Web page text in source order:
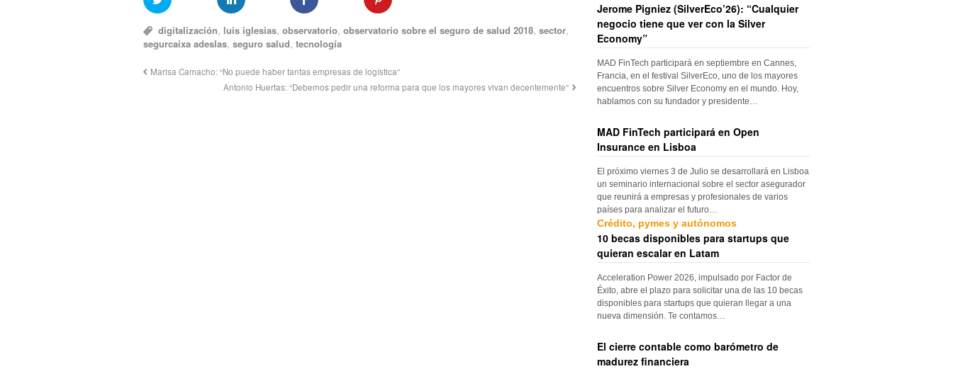
digitalización, luis iglesias,observatorio,observatorio sobre el seguro de salud 2018,sector,
segurcaixa adeslas, seguro salud, tecnología
Marisa Camacho: “No puede haber tantas empresas de logística”
Antonio Huertas: “Debemos pedir una reforma para que los mayores vivan decentemente”
Jerome Pigniez (SilverEco’26): “Cualquier
negocio tiene que ver con la Silver
Economy”
MAD FinTech participará en septiembre en Cannes,
Francia, en el festival SilverEco, uno de los mayores
encuentros sobre Silver Economy en el mundo. Hoy,
hablamos con su fundador y presidente…
MAD FinTech participará en Open
Insurance en Lisboa
El próximo viernes 3 de Julio se desarrollará en Lisboa
un seminario internacional sobre el sector asegurador
que reunirá a empresas y profesionales de varios
países para analizar el futuro…
Crédito, pymes y autónomos
10 becas disponibles para startups que
quieran escalar en Latam
Acceleration Power 2026, impulsado por Factor de
Éxito, abre el plazo para solicitar una de las 10 becas
disponibles para startups que quieran llegar a una
nueva dimensión. Te contamos…
El cierre contable como barómetro de
madurez financiera